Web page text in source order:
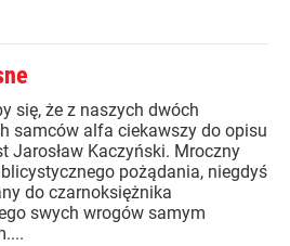
się, że z naszych dwóch
samców alfa ciekawszy do opisu
Jarosław Kaczyński. Mroczny
pożądania, niegdyś
do czarnoksiężnika
swych wrogów samym